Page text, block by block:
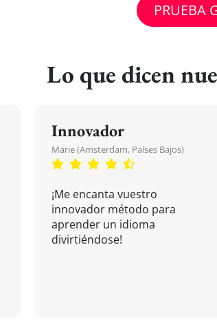
PRUEBA
Lo que dicen
Innovador
Marie (Amsterdam, Países Bajos)
¡Me encanta vuestro
innovador método para
aprender un idioma
divirtiéndose!